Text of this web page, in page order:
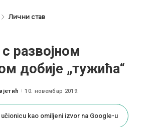
Лични став
развојном
добије „тужића“
10. новембар 2019.
kao omiljeni izvor na Google-u